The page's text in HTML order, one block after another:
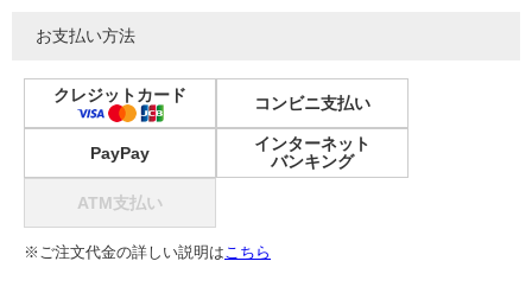
お支払い方法
クレジットカード コンビニ支払い
PayPay
インターネット
バンキング
ATM支払い
※ご注文代金の詳しい説明はこちら